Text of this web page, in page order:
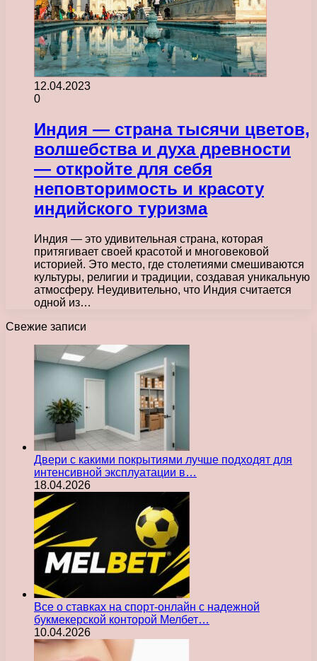
12.04.2023
0
Индия — страна тысячи цветов,
волшебства и духа древности
— откройте для себя
неповторимость и красоту
индийского туризма
Индия — это удивительная страна, которая
притягивает своей красотой и многовековой
историей. Это место, где столетиями смешиваются
культуры, религии и традиции, создавая уникальную
атмосферу. Неудивительно, что Индия считается
одной из…
Свежие записи
Двери с какими покрытиями лучше подходят для
интенсивной эксплуатации в…
18.04.2026
Все о ставках на спорт-онлайн с надежной
букмекерской конторой Мелбет…
10.04.2026